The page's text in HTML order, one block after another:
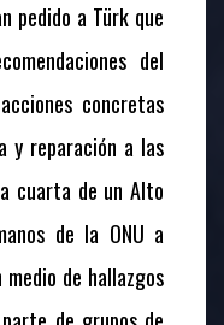
pedido a Türk que
del
concretas
y reparación a las
cuarta de un Alto
de la ONU a
de hallazgos